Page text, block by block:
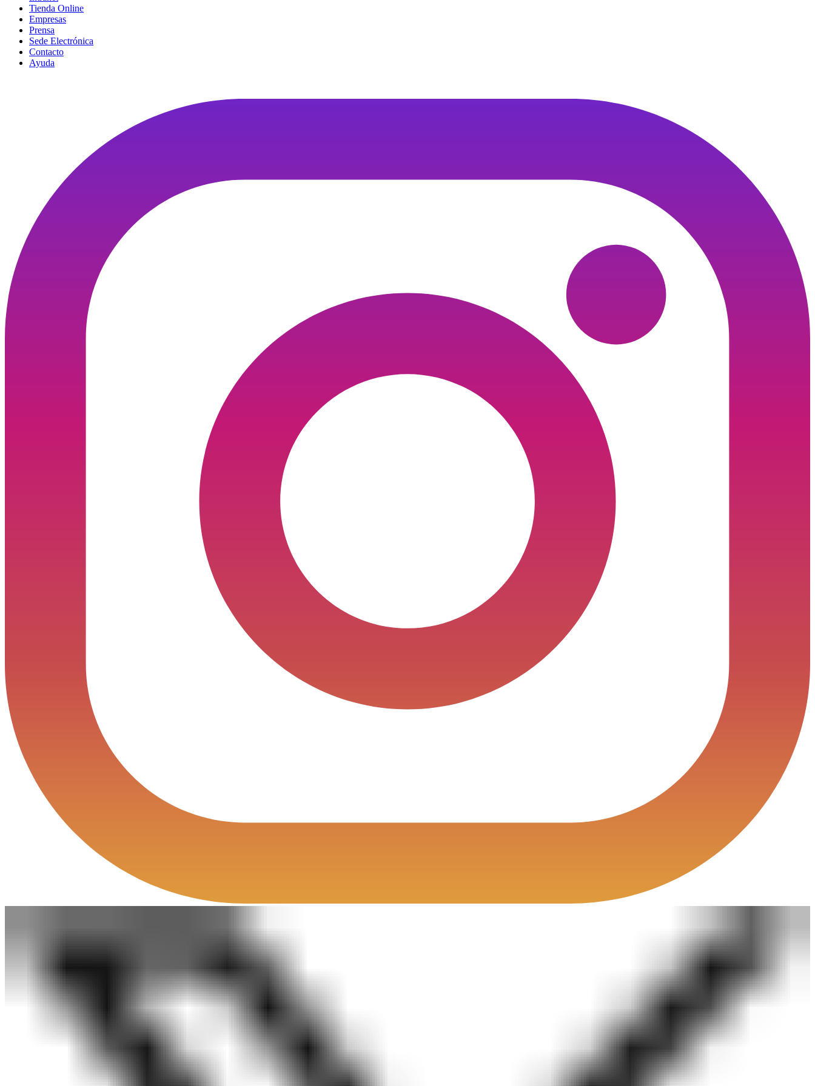
Tienda Online
Empresas
Prensa
Sede Electrónica
Contacto
Ayuda